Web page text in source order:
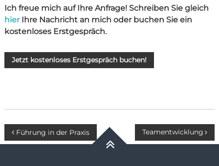
Ich freue mich auf Ihre Anfrage! Schreiben Sie gleich
hierIhre Nachricht an mich oder buchen Sie ein
kostenloses Erstgespräch.
Jetzt kostenloses Erstgespräch buchen!
Beitragsnavigation
Führung in der Praxis Teamentwicklung